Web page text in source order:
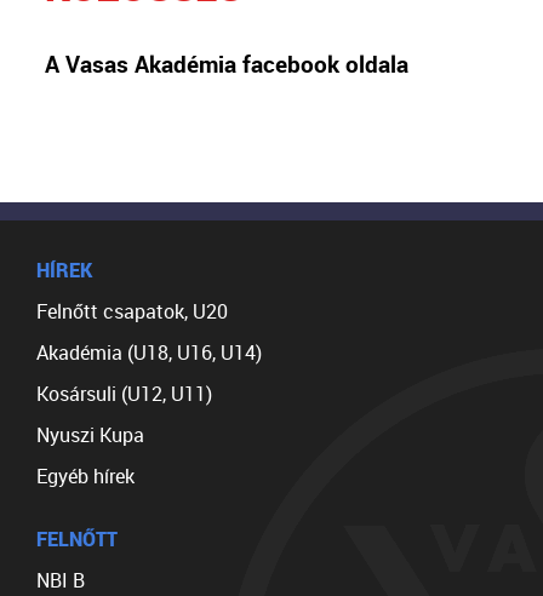
A Vasas Akadémia facebook oldala
HÍREK
Felnőtt csapatok, U20
Akadémia (U18, U16, U14)
Kosársuli (U12, U11)
Nyuszi Kupa
Egyéb hírek
FELNŐTT
NBI B